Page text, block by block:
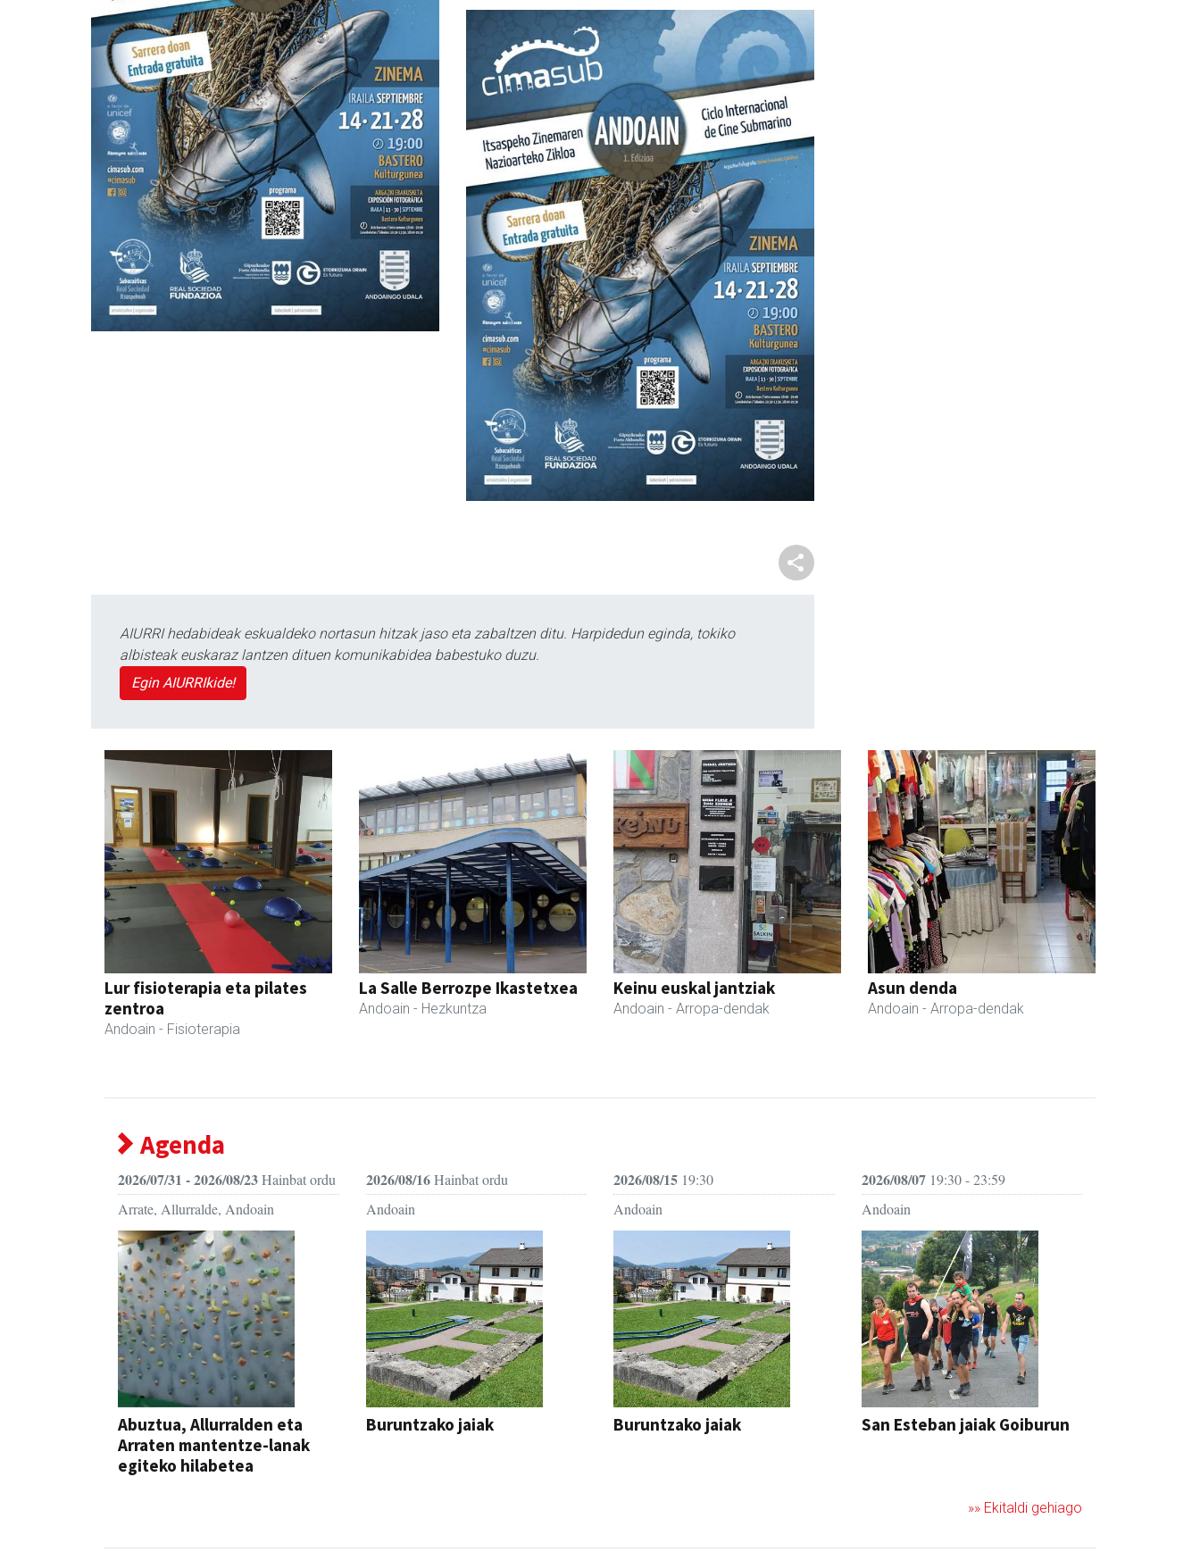
AIURRI hedabideak eskualdeko nortasun hitzak jaso eta zabaltzen ditu. Harpidedun eginda, tokiko
albisteak euskaraz lantzen dituen komunikabidea babestuko duzu.
Egin AIURRIkide!
Lur fisioterapia eta pilates
zentroa
Andoain - Fisioterapia
La Salle Berrozpe Ikastetxea
Andoain - Hezkuntza
Keinu euskal jantziak
Andoain - Arropa-dendak
Asun denda
Andoain - Arropa-dendak
Agenda
2026/07/31 - 2026/08/23Hainbat ordu
Arrate, Allurralde, Andoain
Abuztua, Allurralden eta
Arraten mantentze-lanak
egiteko hilabetea
2026/08/16Hainbat ordu
Andoain
Buruntzako jaiak
2026/08/15 19:30
Andoain
Buruntzako jaiak
2026/08/0719:30 - 23:59
Andoain
San Esteban jaiak Goiburun
»» Ekitaldi gehiago